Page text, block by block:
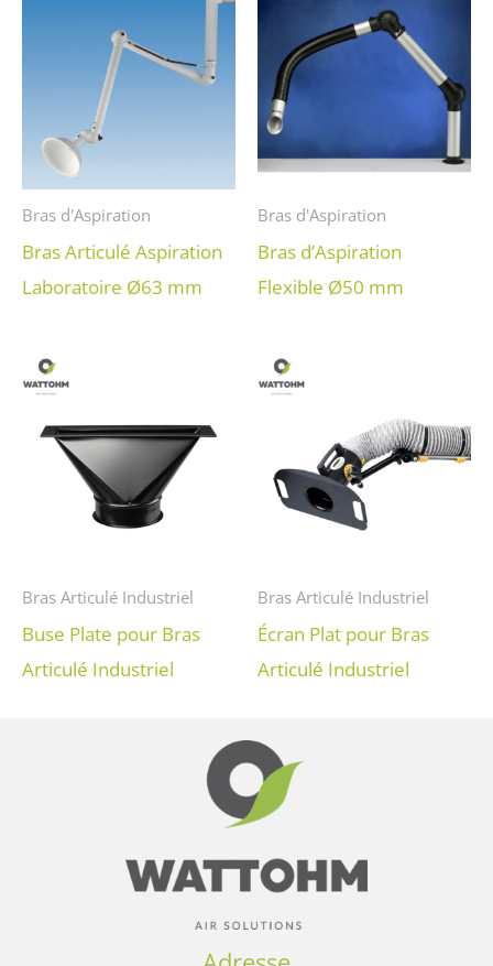
Bras d'Aspiration
Bras Articulé Aspiration
Laboratoire Ø63 mm
Bras d'Aspiration
Bras d’Aspiration
Flexible Ø50 mm
Bras Articulé Industriel
Buse Plate pour Bras
Articulé Industriel
Bras Articulé Industriel
Écran Plat pour Bras
Articulé Industriel